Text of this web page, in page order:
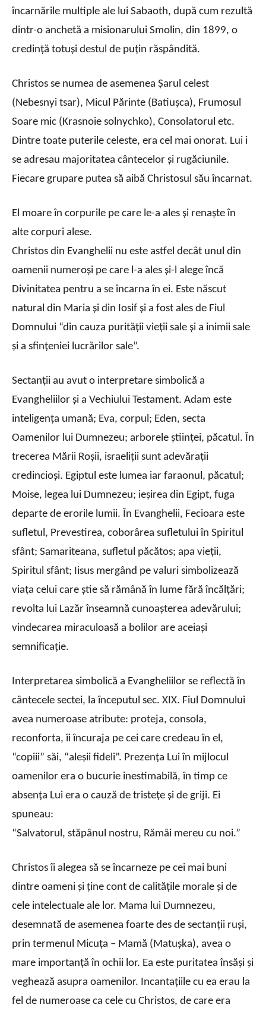
încarnările multiple ale lui Sabaoth, după cum rezultă
dintr-o anchetă a misionarului Smolin, din 1899, o
credinţă totuşi destul de puţin răspândită.
Christos se numea de asemenea Șarul celest
(Nebesnyi tsar), Micul Părinte (Batiuşca), Frumosul
Soare mic (Krasnoie solnychko), Consolatorul etc.
Dintre toate puterile celeste, era cel mai onorat. Lui i
se adresau majoritatea cântecelor şi rugăciunile.
Fiecare grupare putea să aibă Christosul său încarnat.
El moare în corpurile pe care le-a ales şi renaşte în
alte corpuri alese.
Christos din Evanghelii nu este astfel decât unul din
oamenii numeroşi pe care l-a ales şi-l alege încă
Divinitatea pentru a se încarna în ei. Este născut
natural din Maria şi din Iosif şi a fost ales de Fiul
Domnului “din cauza purităţii vieţii sale şi a inimii sale
şi a sfinţeniei lucrărilor sale”.
Sectanţii au avut o interpretare simbolică a
Evangheliilor şi a Vechiului Testament. Adam este
inteligenţa umană; Eva, corpul; Eden, secta
Oamenilor lui Dumnezeu; arborele ştiinţei, păcatul. În
trecerea Mării Roşii, israeliţii sunt adevăraţii
credincioşi. Egiptul este lumea iar faraonul, păcatul;
Moise, legea lui Dumnezeu; ieşirea din Egipt, fuga
departe de erorile lumii. În Evanghelii, Fecioara este
sufletul, Prevestirea, coborârea sufletului în Spiritul
sfânt; Samariteana, sufletul păcătos; apa vieţii,
Spiritul sfânt; Iisus mergând pe valuri simbolizează
viaţa celui care ştie să rămână în lume fără încălţări;
revolta lui Lazăr înseamnă cunoaşterea adevărului;
vindecarea miraculoasă a bolilor are aceiaşi
semnificaţie.
Interpretarea simbolică a Evangheliilor se reflectă în
cântecele sectei, la începutul sec. XIX. Fiul Domnului
avea numeroase atribute: proteja, consola,
reconforta, îi încuraja pe cei care credeau în el,
“copiii” săi, “aleşii fideli”. Prezenţa Lui în mijlocul
oamenilor era o bucurie inestimabilă, în timp ce
absenţa Lui era o cauză de tristeţe şi de griji. Ei
spuneau:
“Salvatorul, stăpânul nostru, Rămâi mereu cu noi.”
Christos îi alegea să se încarneze pe cei mai buni
dintre oameni şi ţine cont de calităţile morale şi de
cele intelectuale ale lor. Mama lui Dumnezeu,
desemnată de asemenea foarte des de sectanţii ruşi,
prin termenul Micuţa – Mamă (Matuşka), avea o
mare importanţă în ochii lor. Ea este puritatea însăşi şi
veghează asupra oamenilor. Incantaţiile cu ea erau la
fel de numeroase ca cele cu Christos, de care era